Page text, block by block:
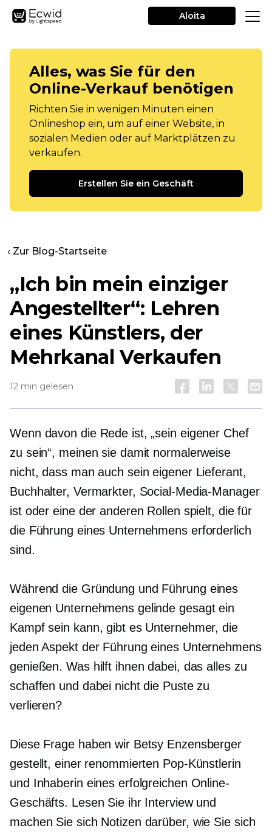
Aloita
Alles, was Sie für den
Online-Verkauf benötigen
Richten Sie in wenigen Minuten einen
Onlineshop ein, um auf einer Website, in
sozialen Medien oder auf Marktplätzen zu
verkaufen.
Erstellen Sie ein Geschäft
‹ Zur Blog-Startseite
„Ich bin mein einziger
Angestellter“: Lehren
eines Künstlers, der
Mehrkanal Verkaufen
12 min gelesen
Wenn davon die Rede ist, „sein eigener Chef
zu sein“, meinen sie damit normalerweise
nicht, dass man auch sein eigener Lieferant,
Buchhalter, Vermarkter, Social-Media-Manager
ist oder eine der anderen Rollen spielt, die für
die Führung eines Unternehmens erforderlich
sind.
Während die Gründung und Führung eines
eigenen Unternehmens gelinde gesagt ein
Kampf sein kann, gibt es Unternehmer, die
jeden Aspekt der Führung eines Unternehmens
genießen. Was hilft ihnen dabei, das alles zu
schaffen und dabei nicht die Puste zu
verlieren?
Diese Frage haben wir Betsy Enzensberger
gestellt, einer renommierten Pop-Künstlerin
und Inhaberin eines erfolgreichen Online-
Geschäfts. Lesen Sie ihr Interview und
machen Sie sich Notizen darüber, wie Sie sich